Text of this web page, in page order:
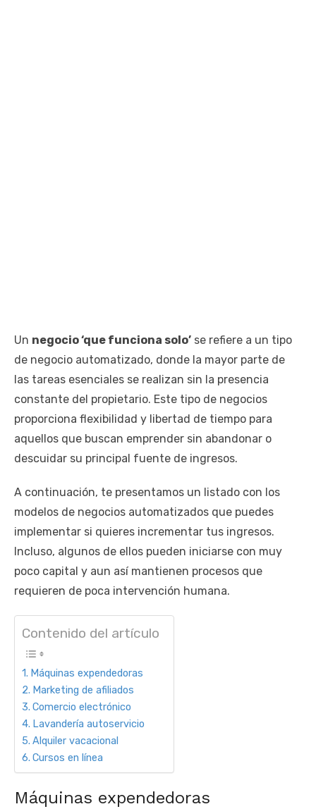
Un negocio ‘que funciona solo’ se refiere a un tipo
de negocio automatizado, donde la mayor parte de
las tareas esenciales se realizan sin la presencia
constante del propietario. Este tipo de negocios
proporciona flexibilidad y libertad de tiempo para
aquellos que buscan emprender sin abandonar o
descuidar su principal fuente de ingresos.
A continuación, te presentamos un listado con los
modelos de negocios automatizados que puedes
implementar si quieres incrementar tus ingresos.
Incluso, algunos de ellos pueden iniciarse con muy
poco capital y aun así mantienen procesos que
requieren de poca intervención humana.
Contenido del artículo
Máquinas expendedoras
Marketing de afiliados
Comercio electrónico
Lavandería autoservicio
Alquiler vacacional
Cursos en línea
Máquinas expendedoras